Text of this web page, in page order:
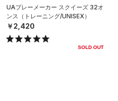
UAプレーメーカー スクイーズ 32オ
ンス（トレーニング/UNISEX）
￥2,420
SOLD OUT